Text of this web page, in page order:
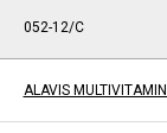
052-12/C
ALAVIS